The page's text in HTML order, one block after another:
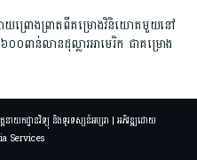
ាយព្រោងព្រាតពីគម្រោងវិនិយោគមួយនៅ
ពាន់លានដុល្លារអាមេរិក ជាគម្រោង
យកដ្ឋានវិទ្យុ និងទូរទស្សន៍អប្សរា | អភិវឌ្ឍដោយ
Services